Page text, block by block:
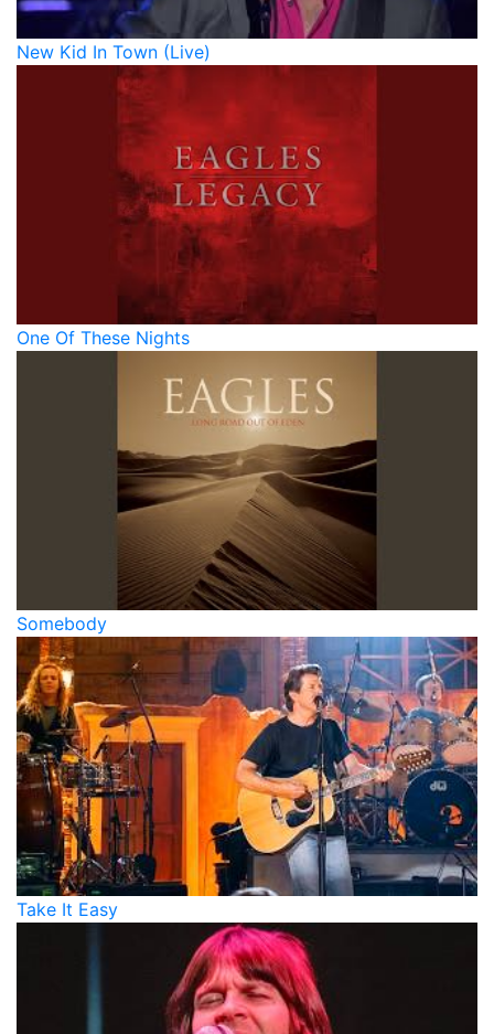
New Kid In Town (Live)
One Of These Nights
Somebody
Take It Easy